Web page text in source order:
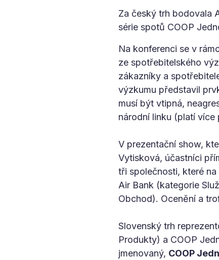
Za český trh bodovala
série spotů COOP
Na konferenci se v
ze spotřebitelského
zákazníky a
výzkumu představil
musí být vtipná,
národní linku (platí
V prezentační show,
Vytisková, účastníci
tři společnosti, které
Air Bank (kategorie
Obchod). Ocenění a
Slovenský trh
Produkty) a COOP
jmenovaný, COOP